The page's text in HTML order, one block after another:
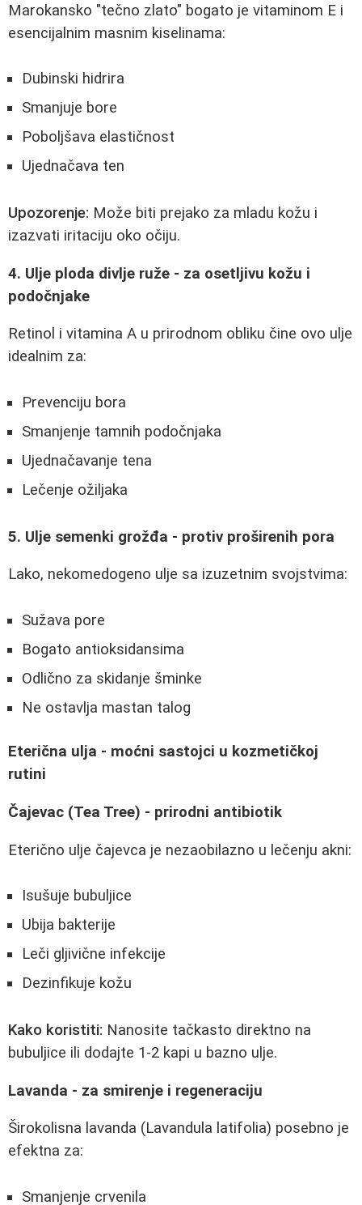
Marokansko "tečno zlato" bogato je vitaminom E i
esencijalnim masnim kiselinama:
Dubinski hidrira
Smanjuje bore
Poboljšava elastičnost
Ujednačava ten
Upozorenje: Može biti prejako za mladu kožu i
izazvati iritaciju oko očiju.
4. Ulje ploda divlje ruže - za osetljivu kožu i
podočnjake
Retinol i vitamina A u prirodnom obliku čine ovo ulje
idealnim za:
Prevenciju bora
Smanjenje tamnih podočnjaka
Ujednačavanje tena
Lečenje ožiljaka
5. Ulje semenki grožđa - protiv proširenih pora
Lako, nekomedogeno ulje sa izuzetnim svojstvima:
Sužava pore
Bogato antioksidansima
Odlično za skidanje šminke
Ne ostavlja mastan talog
Eterična ulja - moćni sastojci u kozmetičkoj
rutini
Čajevac (Tea Tree) - prirodni antibiotik
Eterično ulje čajevca je nezaobilazno u lečenju akni:
Isušuje bubuljice
Ubija bakterije
Leči gljivične infekcije
Dezinfikuje kožu
Kako koristiti: Nanosite tačkasto direktno na
bubuljice ili dodajte 1-2 kapi u bazno ulje.
Lavanda - za smirenje i regeneraciju
Širokolisna lavanda (Lavandula latifolia) posebno je
efektna za:
Smanjenje crvenila